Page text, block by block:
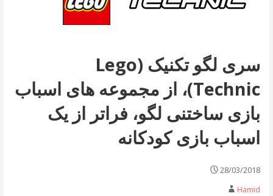
سری لگو تکنیک (Lego
Technic)، از مجموعه های اسباب
بازی ساختنی لگو، فراتر از یک
اسباب بازی کودکانه
28/03/2018
Hamid